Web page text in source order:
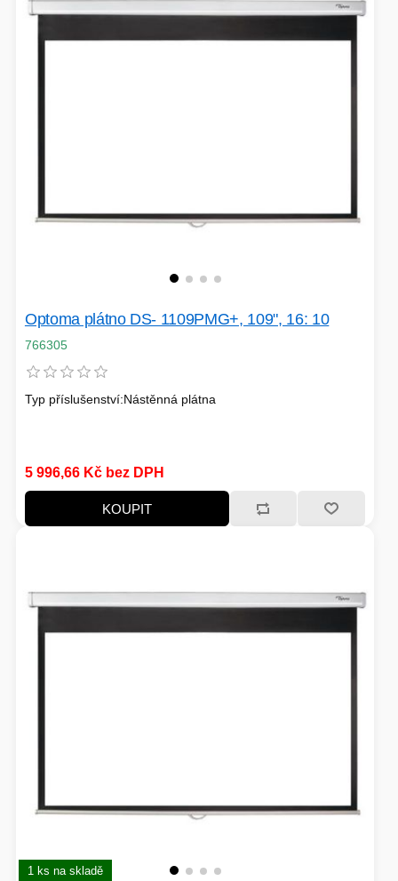
Optoma plátno DS- 1109PMG+, 109", 16: 10
766305
Typ příslušenství:Nástěnná plátna
5 996,66 Kč bez DPH
KOUPIT
1 ks na skladě